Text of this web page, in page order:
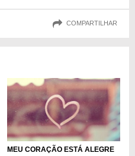
COMPARTILHAR
MEU CORAÇÃO ESTÁ ALEGRE